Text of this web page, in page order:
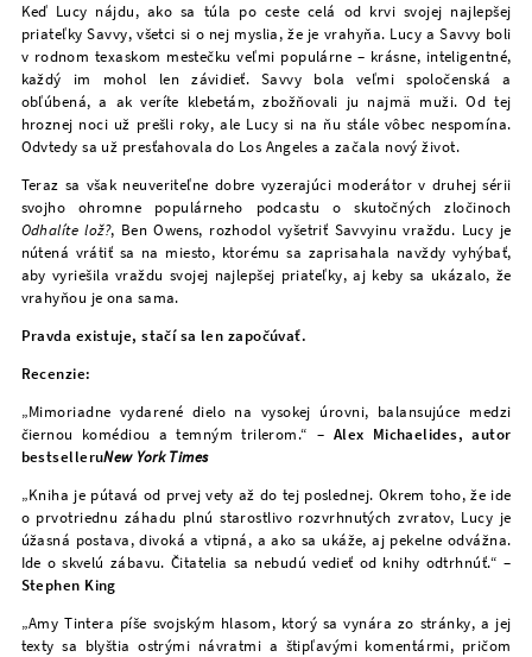
Keď Lucy nájdu, ako sa túla po ceste celá od krvi svojej najlepšej
priateľky Savvy, všetci si o nej myslia, že je vrahyňa. Lucy a Savvy boli
v rodnom texaskom mestečku veľmi populárne – krásne, inteligentné,
každý im mohol len závidieť. Savvy bola veľmi spoločenská a
obľúbená, a ak veríte klebetám, zbožňovali ju najmä muži. Od tej
hroznej noci už prešli roky, ale Lucy si na ňu stále vôbec nespomína.
Odvtedy sa už presťahovala do Los Angeles a začala nový život.
Teraz sa však neuveriteľne dobre vyzerajúci moderátor v druhej sérii
svojho ohromne populárneho podcastu o skutočných zločinoch
Odhalíte lož?, Ben Owens, rozhodol vyšetriť Savvyinu vraždu. Lucy je
nútená vrátiť sa na miesto, ktorému sa zaprisahala navždy vyhýbať,
aby vyriešila vraždu svojej najlepšej priateľky, aj keby sa ukázalo, že
vrahyňou je ona sama.
Pravda existuje, stačí sa len započúvať.
Recenzie:
„Mimoriadne vydarené dielo na vysokej úrovni, balansujúce medzi
čiernou komédiou a temným trilerom.“ – Alex Michaelides, autor
bestselleruNew York Times
„Kniha je pútavá od prvej vety až do tej poslednej. Okrem toho, že ide
o prvotriednu záhadu plnú starostlivo rozvrhnutých zvratov, Lucy je
úžasná postava, divoká a vtipná, a ako sa ukáže, aj pekelne odvážna.
Ide o skvelú zábavu. Čitatelia sa nebudú vedieť od knihy odtrhnúť.“ –
Stephen King
„Amy Tintera píše svojským hlasom, ktorý sa vynára zo stránky, a jej
texty sa blyštia ostrými návratmi a štipľavými komentármi, pričom